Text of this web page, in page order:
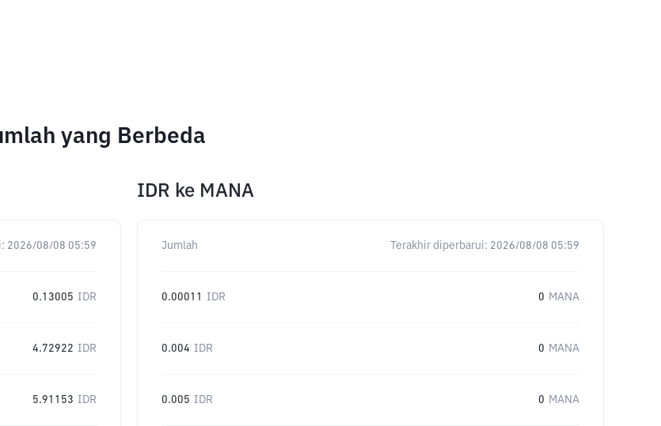
yang Berbeda
2026/08/08 05:59
0.13005 IDR
4.72922 IDR
5.91153 IDR
IDR ke MANA
Jumlah Terakhir diperbarui: 2026/08/08 05:59
0.00011 IDR 0 MANA
0.004 IDR 0 MANA
0.005 IDR 0 MANA